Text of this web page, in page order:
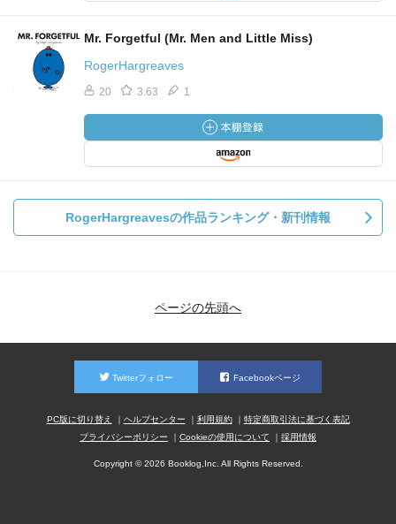
Mr. Forgetful (Mr. Men and Little Miss)
RogerHargreaves
20 3.63 1
RogerHargreavesの作品ランキング・新刊情報
ページの先頭へ
Twitterフォロー Facebookページ
PC版に切り替え ヘルプセンター 利用規約
特定商取引法に基づく表記
プライバシーポリシー
Cookieの使用について 採用情報
Copyright © 2026 Booklog,Inc. All Rights Reserved.